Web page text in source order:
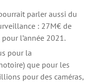
parler aussi du
: 27M€ de
l’année 2021.
pour la
que pour les
pour des caméras,